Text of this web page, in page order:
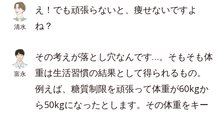
清水
え！でも頑張らないと、痩せないですよ
ね？
富永
その考えが落とし穴なんです…。そもそも体
重は生活習慣の結果として得られるもの。
例えば、糖質制限を頑張って体重が60kgか
ら50kgになったとします。その体重をキー